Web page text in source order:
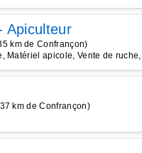
Apiculteur
km de Confrançon)
Matériel apicole, Vente de
km de Confrançon)